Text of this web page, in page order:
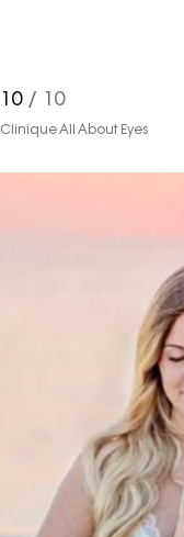
10/ 10
Clinique All About Eyes